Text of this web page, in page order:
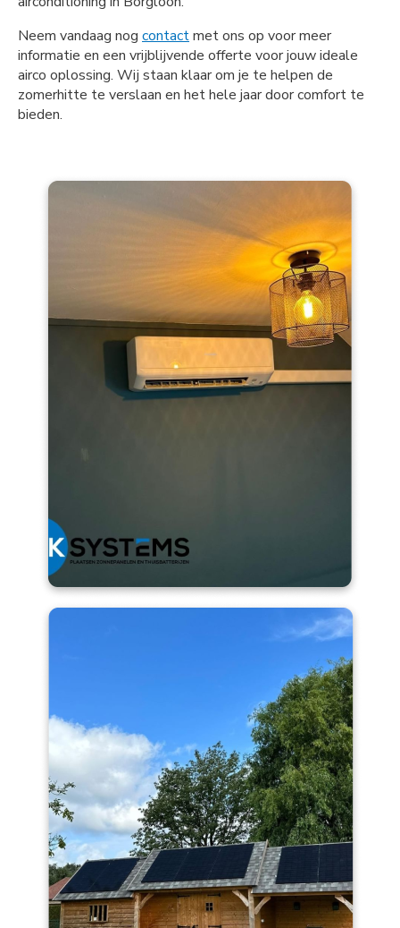
Neem vandaag nog contactmet ons op voor meer
informatie en een vrijblijvende offerte voor jouw ideale
airco oplossing. Wij staan klaar om je te helpen de
zomerhitte te verslaan en het hele jaar door comfort te
bieden.